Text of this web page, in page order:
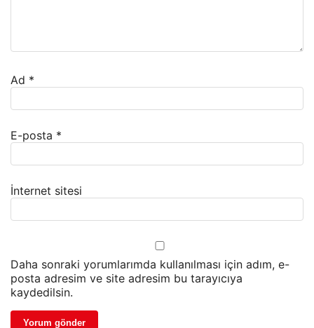
Ad *
E-posta *
İnternet sitesi
Daha sonraki yorumlarımda kullanılması için adım, e-
posta adresim ve site adresim bu tarayıcıya
kaydedilsin.